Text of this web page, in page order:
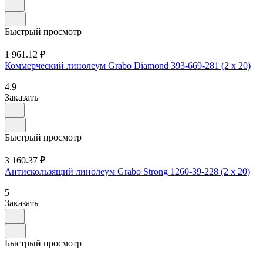
Быстрый просмотр
1 961.12 ₽
Коммерческий линолеум Grabo Diamond 393-669-281 (2 х 20)
4.9
Заказать
Быстрый просмотр
3 160.37 ₽
Антискользящий линолеум Grabo Strong 1260-39-228 (2 х 20)
5
Заказать
Быстрый просмотр